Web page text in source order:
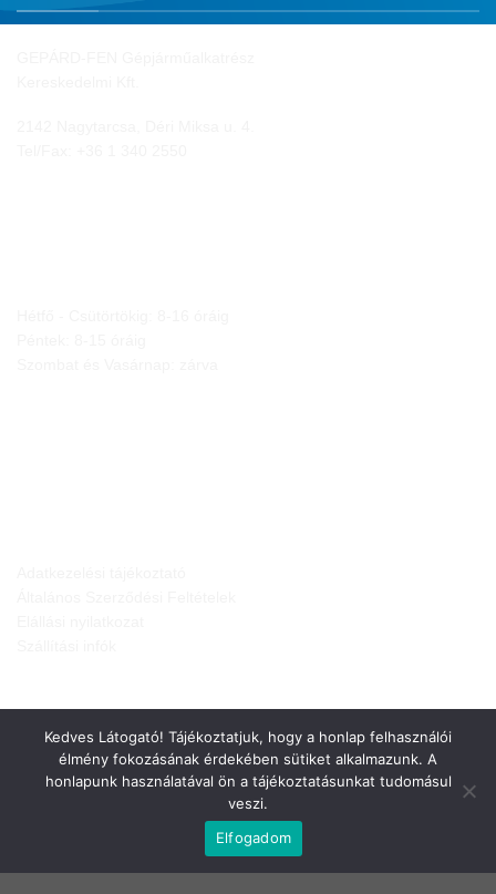
Kedves Látogató! Tájékoztatjuk, hogy a honlap felhasználói
élmény fokozásának érdekében sütiket alkalmazunk. A
honlapunk használatával ön a tájékoztatásunkat tudomásul
veszi.
Elfogadom